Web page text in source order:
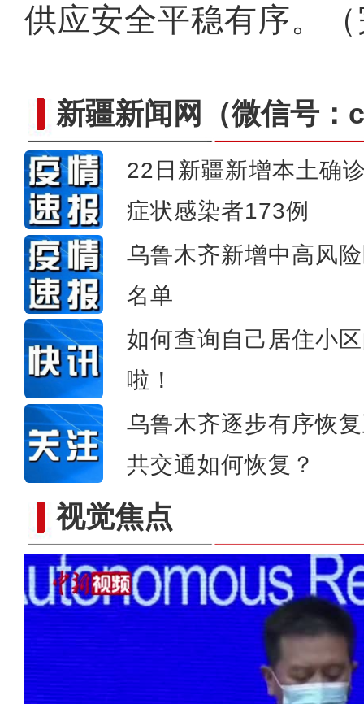
供应安全平稳有序。
新疆新闻网 （微信号
22日新疆新增本土确
症状感染者173例
乌鲁木齐新增中高风
名单
如何查询自己居住小
啦！
乌鲁木齐逐步有序恢
共交通如何恢复？
视觉焦点
2022年前7月阿拉山口口岸